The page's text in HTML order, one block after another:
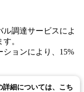
ル調達サービスによ
。
ョンにより、15%
詳細については、こち